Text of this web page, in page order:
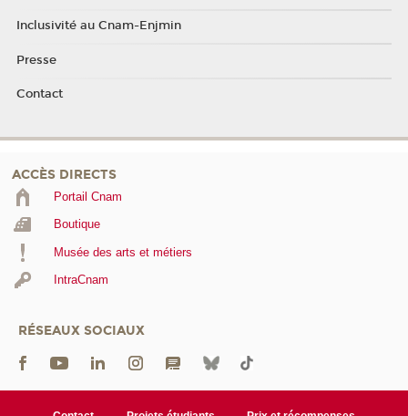
Inclusivité au Cnam-Enjmin
Presse
Contact
ACCÈS DIRECTS
Portail Cnam
Boutique
Musée des arts et métiers
IntraCnam
RÉSEAUX SOCIAUX